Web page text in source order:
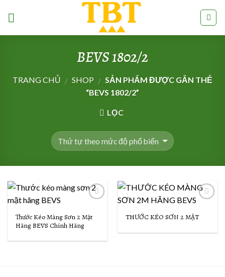
BEVS 1802/2
TRANG CHỦ / SHOP / SẢN PHẨM ĐƯỢC GẮN THẺ
“BEVS 1802/2”
LỌC
Wishlist
Thước Kéo Màng Sơn 2 Mặt
Hãng BEVS Chính Hãng
Wishlist
THƯỚC KÉO SƠN 2 MẶT